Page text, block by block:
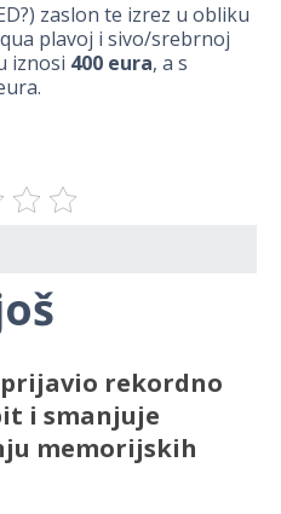
zaslon te izrez u obliku
plavoj i sivo/srebrnoj
iznosi 400 eura, a s
prijavio rekordno
i smanjuje
memorijskih